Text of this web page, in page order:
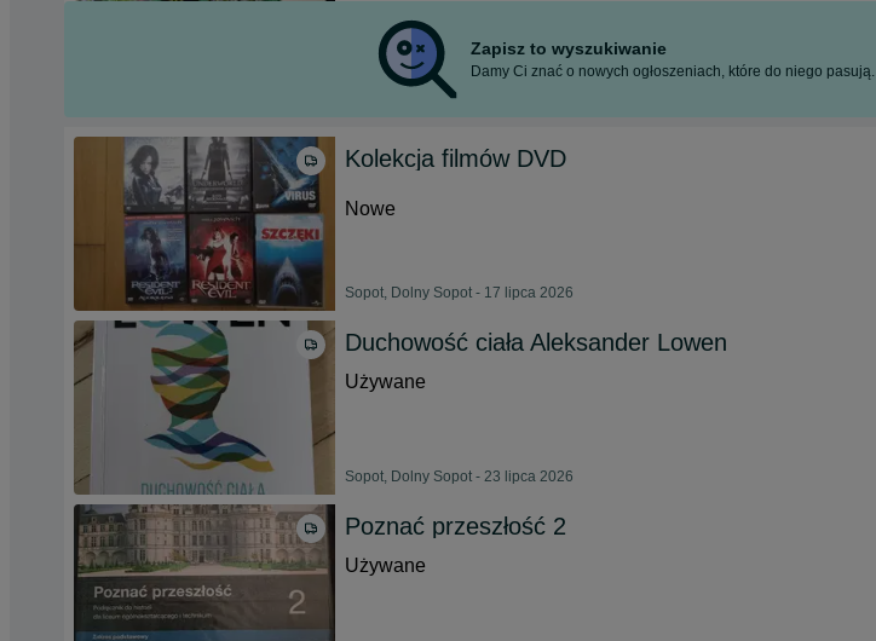
Zapisz to wyszukiwanie
Damy Ci znać o nowych ogłoszeniach, które do niego pasują.
Kolekcja filmów DVD
Nowe
Sopot, Dolny Sopot - 17 lipca 2026
Duchowość ciała Aleksander Lowen
Używane
Sopot, Dolny Sopot - 23 lipca 2026
Poznać przeszłość 2
Używane